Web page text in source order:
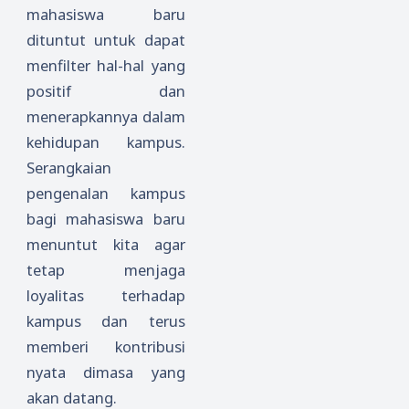
mahasiswa baru
dituntut untuk dapat
menfilter hal-hal yang
positif dan
menerapkannya dalam
kehidupan kampus.
Serangkaian
pengenalan kampus
bagi mahasiswa baru
menuntut kita agar
tetap menjaga
loyalitas terhadap
kampus dan terus
memberi kontribusi
nyata dimasa yang
akan datang.